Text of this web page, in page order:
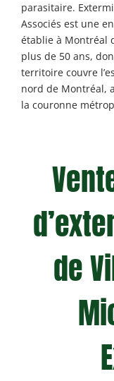
parasitaire.
Associés est une
établie à Montréal
plus de 50 ans,
territoire couvre
nord de Montréal,
la couronne
de